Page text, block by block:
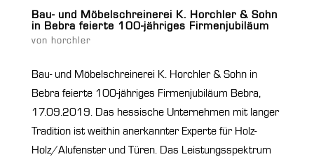
Bau- und Möbelschreinerei K. Horchler & Sohn
in Bebra feierte 100-jähriges Firmenjubiläum
von horchler
Bau- und Möbelschreinerei K. Horchler & Sohn in
Bebra feierte 100-jähriges Firmenjubiläum Bebra,
17.09.2019. Das hessische Unternehmen mit langer
Tradition ist weithin anerkannter Experte für Holz-
Holz/Alufenster und Türen. Das Leistungsspektrum